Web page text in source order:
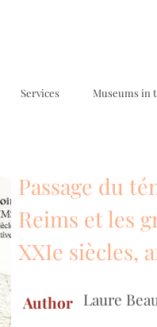
Services Museums in
Passage du
Reims et les
XXIe siècles,
Author Laure